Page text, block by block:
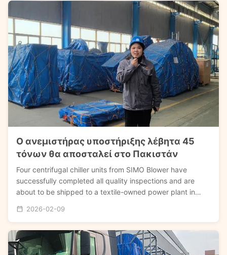
του λέβητα, είναι υπεύθυνος ...
Ο ανεμιστήρας υποστήριξης λέβητα 45
τόνων θα αποσταλεί στο Πακιστάν
Four centrifugal chiller units from SIMO Blower have
successfully completed all quality inspections and are
about to be shipped to a textile-owned power plant in
air systems of a 45-ton boiler. Ο βασικός εξοπλισμός που
2026-02-09